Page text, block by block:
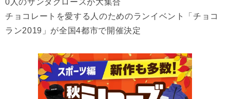
0人のサンタクロースが大集合
チョコレートを愛する人のためのランイベント「チョコ
ラン2019」が全国4都市で開催決定